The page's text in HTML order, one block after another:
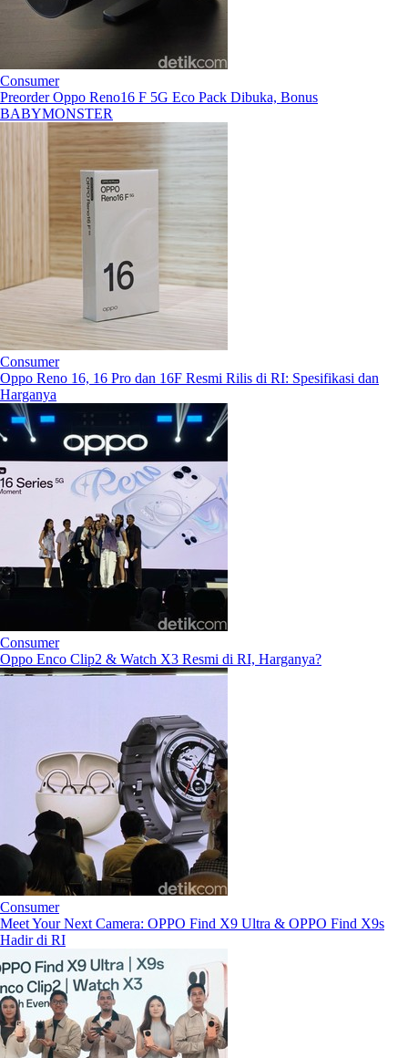
Consumer
Preorder Oppo Reno16 F 5G Eco Pack Dibuka, Bonus
BABYMONSTER
Consumer
Oppo Reno 16, 16 Pro dan 16F Resmi Rilis di RI: Spesifikasi dan
Harganya
Consumer
Oppo Enco Clip2 & Watch X3 Resmi di RI, Harganya?
Consumer
Meet Your Next Camera: OPPO Find X9 Ultra & OPPO Find X9s
Hadir di RI